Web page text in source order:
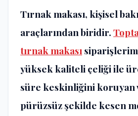
Tırnak makası, kişisel
araçlarından biridir.
tırnak makası
yüksek kaliteli çeliği ile
süre keskinliğini koruyan
pürüzsüz şekilde kesen